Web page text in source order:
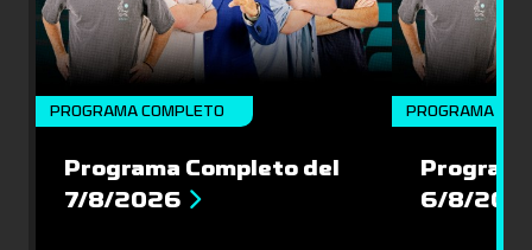
PROGRAMA COMPLETO
Programa Completo del
7/8/2026
PROGRAMA
6/8/